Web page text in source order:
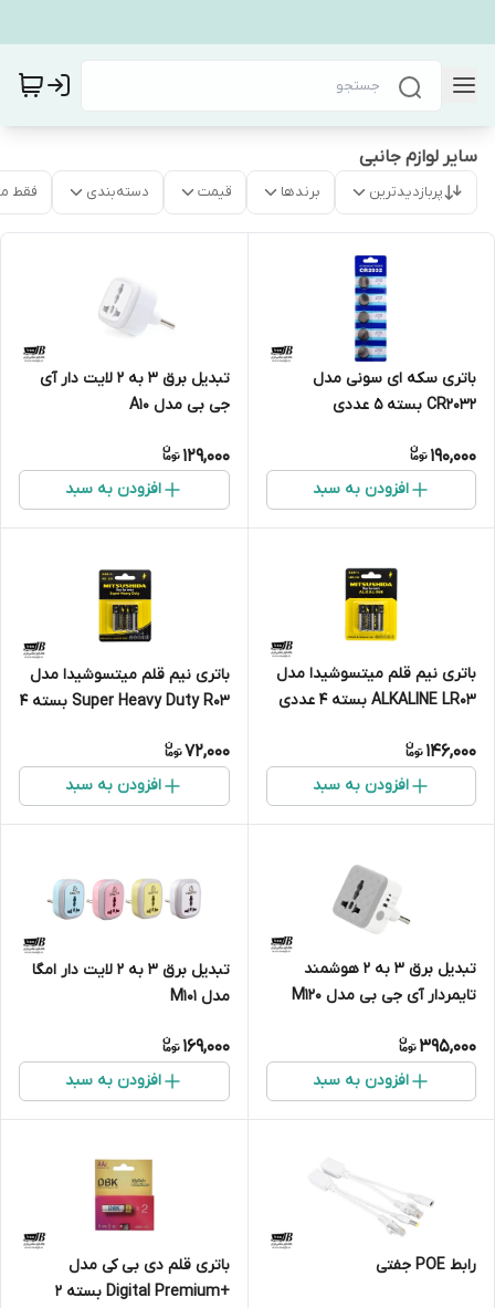
سایر لوازم جانبی
پربازدیدترین برندها قیمت دسته‌بندی فقط
باتری سکه ای سونی مدل
CR2032 بسته 5 عددی
190,000
افزودن به سبد
تبدیل برق 3 به 2 لایت دار آی
جی بی مدل A10
129,000
افزودن به سبد
باتری نیم قلم میتسوشیدا مدل
ALKALINE LR03 بسته 4 عددی
146,000
افزودن به سبد
باتری نیم قلم میتسوشیدا مدل
Super Heavy Duty R03 بسته 4
72,000
افزودن به سبد
تبدیل برق 3 به 2 هوشمند
تایمردار آی جی بی مدل M120
395,000
افزودن به سبد
تبدیل برق 3 به 2 لایت دار امگا
مدل M101
169,000
افزودن به سبد
رابط POE جفتی
باتری قلم دی بی کی مدل
+Digital Premium بسته 2